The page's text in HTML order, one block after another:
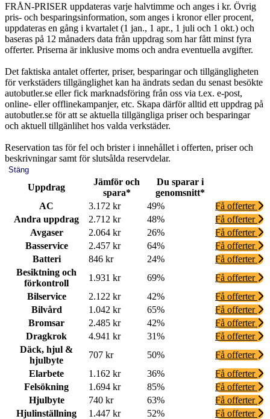
FRÅN-PRISER uppdateras varje halvtimme och anges i kr. Övrig
pris- och besparingsinformation, som anges i kronor eller procent,
uppdateras en gång i kvartalet (1 jan., 1 apr., 1 juli och 1 okt.) och
baseras på 12 månaders data från uppdrag som har fått minst fyra
offerter. Priserna är inklusive moms och andra eventuella avgifter.
Det faktiska antalet offerter, priser, besparingar och tillgängligheten
för verkstäders tillgänglighet kan ha ändrats sedan du senast besökte
autobutler.se eller fick marknadsföring från oss via t.ex. e-post,
online- eller offlinekampanjer, etc. Skapa därför alltid ett uppdrag på
autobutler.se för att se aktuella tillgängliga priser och besparingar
och aktuell tillgänlihet hos valda verkstäder.
Reservation tas för fel och brister i innehållet i offerten, priser och
beskrivningar samt för slutsålda reservdelar.
Stäng
Uppdrag
Jämför och
spara*
Du sparar i
genomsnitt*
AC
3.172 kr 49%
Få offerter
Andra uppdrag
2.712 kr 48%
Få offerter
Avgaser
2.064 kr 26%
Få offerter
Basservice
2.457 kr 64%
Få offerter
Batteri
846 kr 24%
Få offerter
Besiktning och
förkontroll
1.931 kr 69%
Få offerter
Bilservice
2.122 kr 42%
Få offerter
Bilvård
1.042 kr 65%
Få offerter
Bromsar
2.485 kr 42%
Få offerter
Dragkrok
4.941 kr 31%
Få offerter
Däck, hjul &
hjulbyte
707 kr 50%
Få offerter
Elarbete
1.162 kr 36%
Få offerter
Felsökning
1.694 kr 85%
Få offerter
Hjulbyte
740 kr 63%
Få offerter
Hjulinställning
1.447 kr 52%
Få offerter